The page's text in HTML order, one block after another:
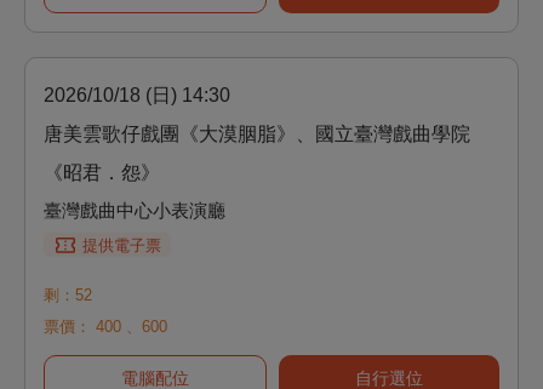
2026/10/18 (日) 14:30
唐美雲歌仔戲團《大漠胭脂》、國立臺灣戲曲學院
《昭君．怨》
臺灣戲曲中心小表演廳
提供電子票
剩：52
票價：
400 600
電腦配位 自行選位